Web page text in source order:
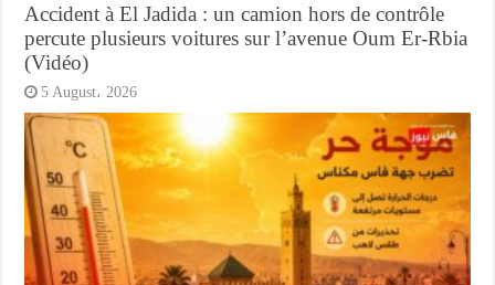
Accident à El Jadida : un camion hors de contrôle
percute plusieurs voitures sur l’avenue Oum Er-Rbia
(Vidéo)
5 August، 2026